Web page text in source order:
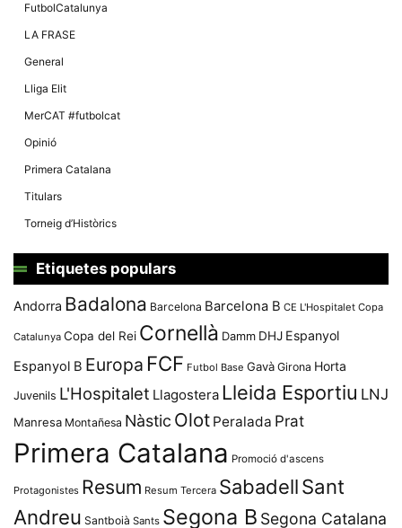
FutbolCatalunya
LA FRASE
General
Lliga Elit
MerCAT #futbolcat
Opinió
Primera Catalana
Titulars
Torneig d’Històrics
Etiquetes populars
Andorra Badalona Barcelona Barcelona B CE L'Hospitalet Copa
Catalunya Copa del Rei Cornellà Damm DHJ Espanyol
Espanyol B Europa FCF Futbol Base Gavà Girona Horta
Juvenils L'Hospitalet Llagostera Lleida Esportiu LNJ
Manresa Montañesa Nàstic Olot Peralada Prat
Primera Catalana Promoció d'ascens
Protagonistes Resum Resum Tercera SabadellSant
Andreu Santboià Sants Segona B Segona Catalana